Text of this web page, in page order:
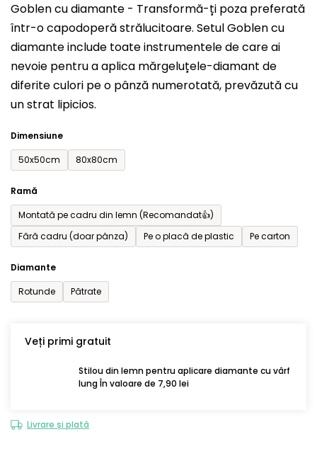
Goblen cu diamante - Transformă-ți poza preferată
într-o capodoperă strălucitoare. SetulGoblen cu
diamante include toate instrumentele de care ai
nevoie pentru a aplica mărgeluțele-diamant de
diferite culori pe o pânză numerotată, prevăzută cu
un strat lipicios.
Dimensiune
50x50cm
80x80cm
Ramă
Montată pe cadru din lemn (Recomandat👍)
Fără cadru (doar pânza)
Pe o placă de plastic Pe carton
Diamante
Rotunde
Pătrate
Veți primi gratuit
Stilou din lemn pentru aplicare diamante cu vârf
lung În valoare de 7,90 lei
Livrare și plată
0,0
din
5
stele.